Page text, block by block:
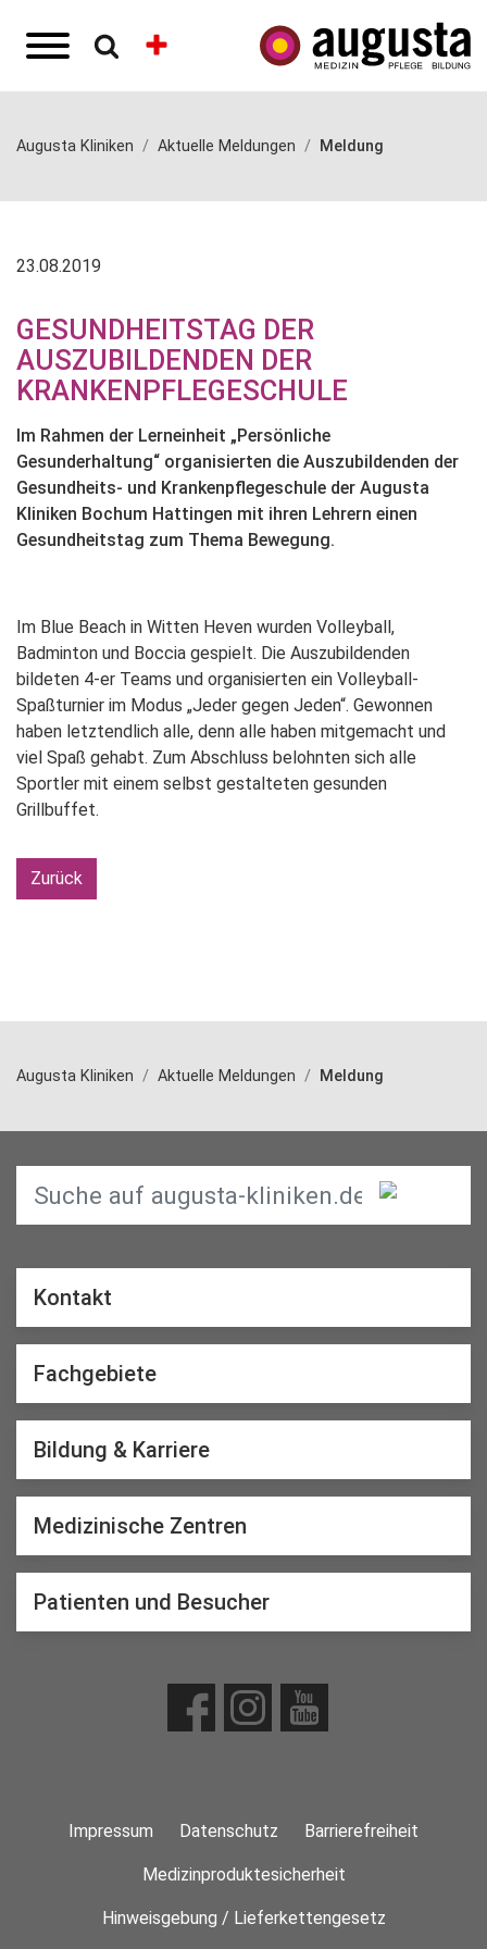
Augusta Kliniken Aktuelle Meldungen Meldung
23.08.2019
GESUNDHEITSTAG DER
AUSZUBILDENDEN DER
KRANKENPFLEGESCHULE
Im Rahmen der Lerneinheit „Persönliche
Gesunderhaltung“ organisierten die Auszubildenden der
Gesundheits- und Krankenpflegeschule der Augusta
Kliniken Bochum Hattingen mit ihren Lehrern einen
Gesundheitstag zum Thema Bewegung.
Im Blue Beach in Witten Heven wurden Volleyball,
Badminton und Boccia gespielt. Die Auszubildenden
bildeten 4-er Teams und organisierten ein Volleyball-
Spaßturnier im Modus „Jeder gegen Jeden“. Gewonnen
haben letztendlich alle, denn alle haben mitgemacht und
viel Spaß gehabt. Zum Abschluss belohnten sich alle
Sportler mit einem selbst gestalteten gesunden
Grillbuffet.
Zurück
Augusta Kliniken Aktuelle Meldungen Meldung
Kontakt
Fachgebiete
Bildung & Karriere
Medizinische Zentren
Patienten und Besucher
Impressum Datenschutz Barrierefreiheit
Medizinproduktesicherheit
Hinweisgebung / Lieferkettengesetz